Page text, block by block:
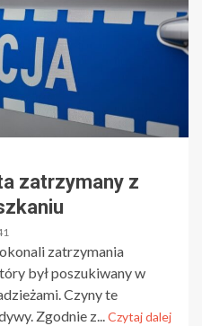
zatrzymany z
zatrzymania
był poszukiwany w
Czyny te
Zgodnie z...Czytaj dalej